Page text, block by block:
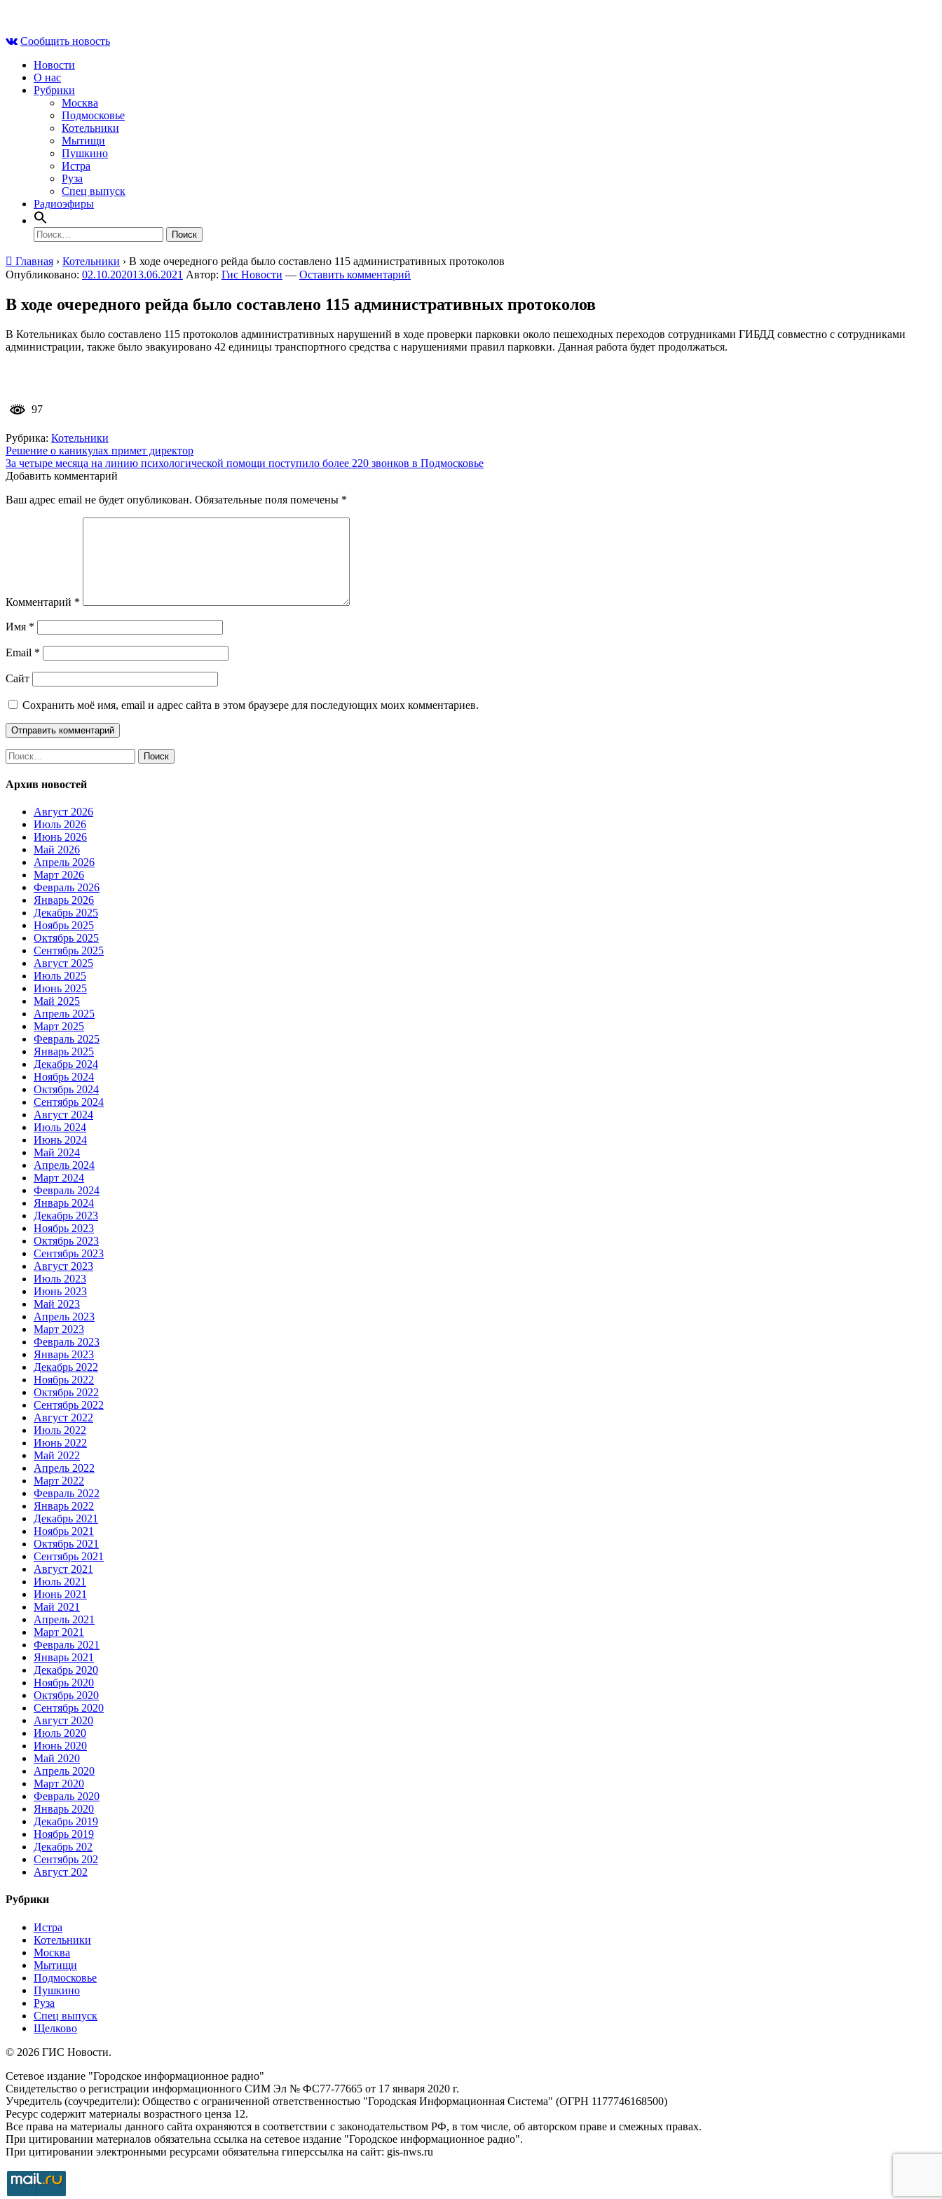
contentСообщить новость
Новости
О нас
Рубрики
Москва
Подмосковье
Котельники
Мытищи
Пушкино
Истра
Руза
Спец выпуск
Радиоэфиры
Найти:
Главная › Котельники › В ходе очередного рейда было составлено 115 административных протоколов
Опубликовано: 02.10.202013.06.2021 Автор: Гис Новости — Оставить комментарий
В ходе очередного рейда было составлено 115 административных протоколов
В Котельниках было составлено 115 протоколов административных нарушений в ходе проверки парковки около пешеходных переходов сотрудниками ГИБДД совместно с сотрудниками
администрации, также было эвакуировано 42 единицы транспортного средства с нарушениями правил парковки. Данная работа будет продолжаться.
97
Рубрика: Котельники
Навигация
по
Решение о каникулах примет директор
За четыре месяца на линию психологической помощи поступило более 220 звонков в Подмосковье
Добавить комментарий
Ваш адрес email не будет опубликован. Обязательные поля помечены *
Комментарий *
Имя *
Email *
Сайт
Сохранить моё имя, email и адрес сайта в этом браузере для последующих моих комментариев.
Найти:
Архив новостей
Август 2026
Июль 2026
Июнь 2026
Май 2026
Апрель 2026
Март 2026
Февраль 2026
Январь 2026
Декабрь 2025
Ноябрь 2025
Октябрь 2025
Сентябрь 2025
Август 2025
Июль 2025
Июнь 2025
Май 2025
Апрель 2025
Март 2025
Февраль 2025
Январь 2025
Декабрь 2024
Ноябрь 2024
Октябрь 2024
Сентябрь 2024
Август 2024
Июль 2024
Июнь 2024
Май 2024
Апрель 2024
Март 2024
Февраль 2024
Январь 2024
Декабрь 2023
Ноябрь 2023
Октябрь 2023
Сентябрь 2023
Август 2023
Июль 2023
Июнь 2023
Май 2023
Апрель 2023
Март 2023
Февраль 2023
Январь 2023
Декабрь 2022
Ноябрь 2022
Октябрь 2022
Сентябрь 2022
Август 2022
Июль 2022
Июнь 2022
Май 2022
Апрель 2022
Март 2022
Февраль 2022
Январь 2022
Декабрь 2021
Ноябрь 2021
Октябрь 2021
Сентябрь 2021
Август 2021
Июль 2021
Июнь 2021
Май 2021
Апрель 2021
Март 2021
Февраль 2021
Январь 2021
Декабрь 2020
Ноябрь 2020
Октябрь 2020
Сентябрь 2020
Август 2020
Июль 2020
Июнь 2020
Май 2020
Апрель 2020
Март 2020
Февраль 2020
Январь 2020
Декабрь 2019
Ноябрь 2019
Декабрь 202
Сентябрь 202
Август 202
Рубрики
Истра
Котельники
Москва
Мытищи
Подмосковье
Пушкино
Руза
Спец выпуск
Щелково
© 2026 ГИС Новости.
Сетевое издание "Городское информационное радио"
Свидетельство о регистрации информационного СИМ Эл № ФС77-77665 от 17 января 2020 г.
Учредитель (соучредители): Общество с ограниченной ответственностью "Городская Информационная Система" (ОГРН 1177746168500)
Ресурс содержит материалы возрастного ценза 12.
Все права на материалы данного сайта охраняются в соответствии с законодательством РФ, в том числе, об авторском праве и смежных правах.
При цитировании материалов обязательна ссылка на сетевое издание "Городское информационное радио".
При цитировании электронными ресурсами обязательна гиперссылка на сайт: gis-nws.ru